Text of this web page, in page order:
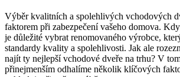
Výběr kvalitních a spolehlivých vchodových⁢
faktorem⁣ při zabezpečení vašeho domova.
je důležité vybrat renomovaného výrobce,
standardy⁣ kvality a spolehlivosti. Jak ale
najít ⁤ty nejlepší vchodové dveře na ‍trhu? V
přinejmenším odhalíme několik klíčových